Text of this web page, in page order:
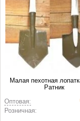
Малая пехотная
Ратник
Оптовая:
Розничная: